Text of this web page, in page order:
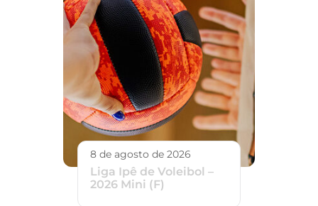
8 de agosto de 2026
Liga Ipê de Voleibol –
2026 Mini (F)